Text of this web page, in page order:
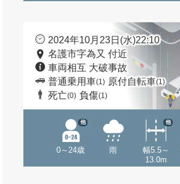
2024年10月23日(水)22:10
名護市字為又 付近
車両相互 大破事故
普通乗用車(1) 原付自転車(1)
死亡(0) 負傷(1)
0～24歳
他
雨
幅5.5～
13.0m
他